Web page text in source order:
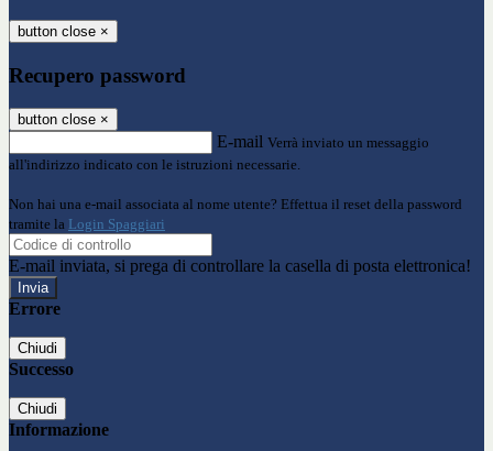
button close ×
Recupero password
button close ×
E-mail Verrà inviato un messaggio
all'indirizzo indicato con le istruzioni necessarie.
Non hai una e-mail associata al nome utente? Effettua il reset della password
tramite la Login Spaggiari
E-mail inviata, si prega di controllare la casella di posta elettronica!
Errore
Chiudi
Successo
Chiudi
Informazione